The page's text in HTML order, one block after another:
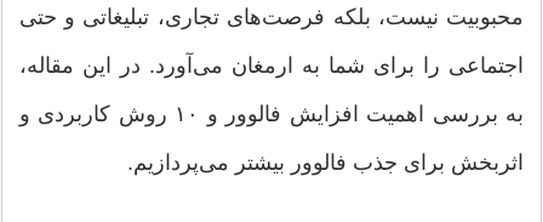
محبوبیت نیست، بلکه فرصت‌های تجاری، تبلیغاتی و حتی
اجتماعی را برای شما به ارمغان می‌آورد. در این مقاله،
به بررسی اهمیت افزایش فالوور و ۱۰ روش کاربردی و
اثربخش برای جذب فالوور بیشتر می‌پردازیم.